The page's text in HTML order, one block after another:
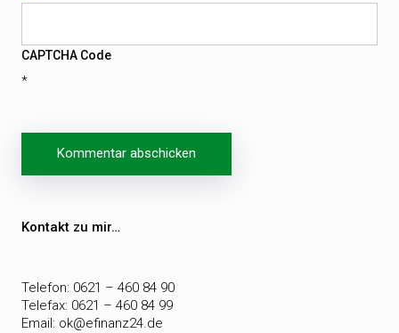
CAPTCHA Code
*
Beitragsnavigation
Kontakt zu mir…
Telefon: 0621 – 460 84 90
Telefax: 0621 – 460 84 99
Email: ok@efinanz24.de